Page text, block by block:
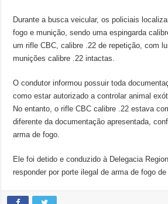
Durante a busca veicular, os policiais
fogo e munição, sendo uma espingarda
um rifle CBC, calibre .22 de repetição, com
munições calibre .22 intactas.
O condutor informou possuir toda
como estar autorizado a controlar animal
No entanto, o rifle CBC calibre .22 estava
diferente da documentação apresentada,
arma de fogo.
Ele foi detido e conduzido à Delegacia
responder por porte ilegal de arma de fogo de